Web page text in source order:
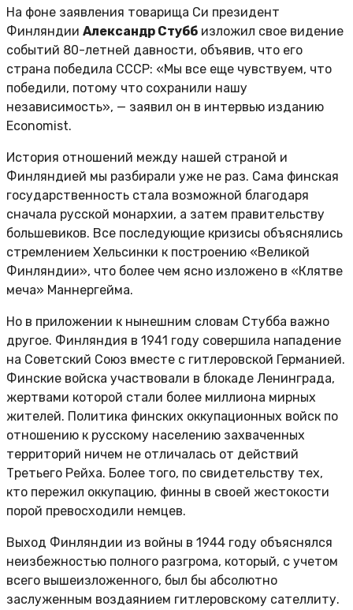
На фоне заявления товарища Си президент
Финляндии Александр Стубб изложил свое видение
событий 80-летней давности, объявив, что его
страна победила СССР: «Мы все еще чувствуем, что
победили, потому что сохранили нашу
независимость», — заявил он в интервью изданию
Economist.
История отношений между нашей страной и
Финляндией мы разбирали уже не раз. Сама финская
государственность стала возможной благодаря
сначала русской монархии, а затем правительству
большевиков. Все последующие кризисы объяснялись
стремлением Хельсинки к построению «Великой
Финляндии», что более чем ясно изложено в «Клятве
меча» Маннергейма.
Но в приложении к нынешним словам Стубба важно
другое. Финляндия в 1941 году совершила нападение
на Советский Союз вместе с гитлеровской Германией.
Финские войска участвовали в блокаде Ленинграда,
жертвами которой стали более миллиона мирных
жителей. Политика финских оккупационных войск по
отношению к русскому населению захваченных
территорий ничем не отличалась от действий
Третьего Рейха. Более того, по свидетельству тех,
кто пережил оккупацию, финны в своей жестокости
порой превосходили немцев.
Выход Финляндии из войны в 1944 году объяснялся
неизбежностью полного разгрома, который, с учетом
всего вышеизложенного, был бы абсолютно
заслуженным воздаянием гитлеровскому сателлиту.